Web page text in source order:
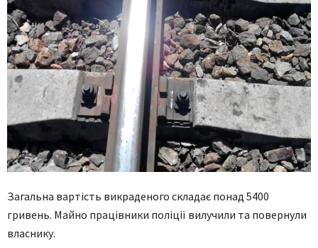
Загальна вартість викраденого складає понад 5400
гривень. Майно працівники поліції вилучили та повернули
власнику.